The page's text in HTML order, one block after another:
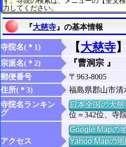
力してください。
『大慈寺 』の基本情報
寺院名(＊1) 【大慈寺】
宗派名(＊2) 『曹洞宗 』
郵便番号
〒963-8005
住所(＊3)
福島県郡山市
寺院名ランキン
グ
日本全国の大慈
位＝342位、寺
アクセス
Google Mapの
Yahoo Mapの地